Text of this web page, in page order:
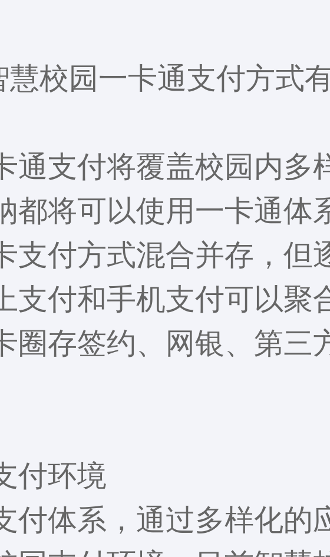
慧校园一卡通支付方式
通支付将覆盖校园内多
都将可以使用一卡通体
支付方式混合并存，但
支付和手机支付可以聚
圈存签约、网银、第三
付环境
付体系，通过多样化的